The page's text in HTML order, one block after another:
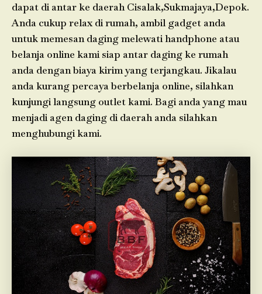
dapat di antar ke daerah Cisalak,Sukmajaya,Depok.
Anda cukup relax di rumah, ambil gadget anda
untuk memesan daging melewati handphone atau
belanja online kami siap antar daging ke rumah
anda dengan biaya kirim yang terjangkau. Jikalau
anda kurang percaya berbelanja online, silahkan
kunjungi langsung outlet kami. Bagi anda yang mau
menjadi agen daging di daerah anda silahkan
menghubungi kami.